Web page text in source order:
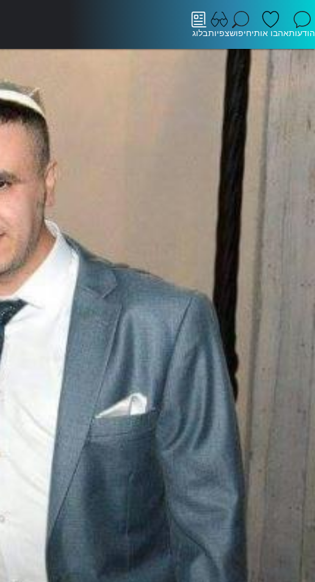
הודעותאהבו אותיחיפושצפיותבלוג